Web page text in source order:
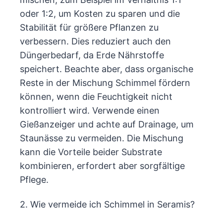
oder 1:2, um Kosten zu sparen und die
Stabilität für größere Pflanzen zu
verbessern. Dies reduziert auch den
Düngerbedarf, da Erde Nährstoffe
speichert. Beachte aber, dass organische
Reste in der Mischung Schimmel fördern
können, wenn die Feuchtigkeit nicht
kontrolliert wird. Verwende einen
Gießanzeiger und achte auf Drainage, um
Staunässe zu vermeiden. Die Mischung
kann die Vorteile beider Substrate
kombinieren, erfordert aber sorgfältige
Pflege.
2. Wie vermeide ich Schimmel in Seramis?